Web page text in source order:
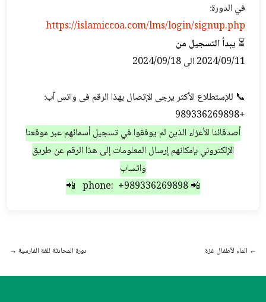
في الدورة:
https://islamiccoa.com/lms/login/signup.php
⏳ یبدأ التسجیل من
2024/09/11 الی 2024/09/18
📞 للإستطلاع الأکثر یرجی الإتصال بهذا الرقم فی واتس آب:
+989336269898
أصدقائنا الأعزاء الذين لم یوفقوا في تسجيل أسمائهم عبر موقعنا
الإلكتروني بإمكانهم إرسال المعلومات إلى هذا الرقم عن طريق
واتساب
📲 phone: +989336269898 📲
Post navigation
← الماء لأطفال غزة دورة المحادثة للغة الفارسية →